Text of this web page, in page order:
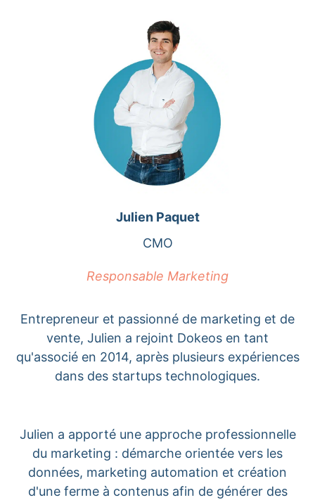
Julien Paquet
CMO
Responsable Marketing
Entrepreneur et passionné de marketing et de
vente, Julien a rejoint Dokeos en tant
qu'associé en 2014, après plusieurs expériences
dans des startups technologiques.
Julien a apporté une approche professionnelle
du marketing : démarche orientée vers les
données, marketing automation et création
d'une ferme à contenus afin de générer des